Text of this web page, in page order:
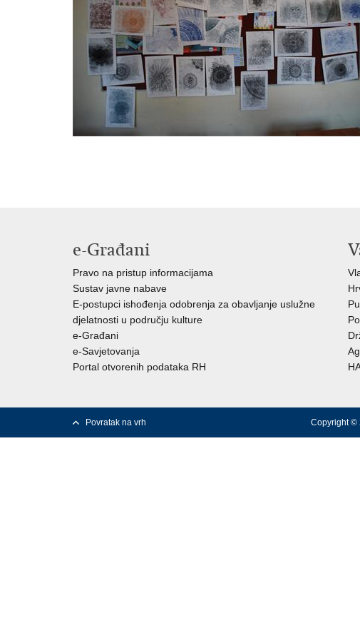
e-Građani
Pravo na pristup informacijama
Sustav javne nabave
E-postupci ishođenja odobrenja za obavljanje uslužne
djelatnosti u području kulture
e-Građani
e-Savjetovanja
Portal otvorenih podataka RH
Povratak na vrh Copyright ©